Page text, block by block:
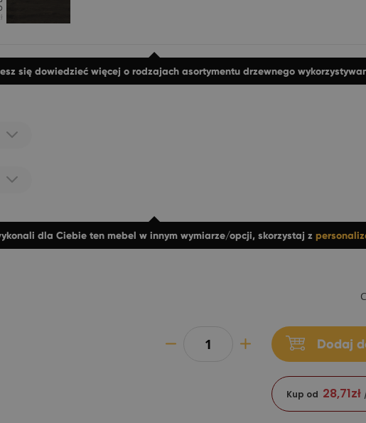
się dowiedzieć więcej o rodzajach asortymentu drzewnego
dla Ciebie ten mebel w innym wymiarze/opcji, skorzystaj z
Dodaj
Kup od 28,71zł